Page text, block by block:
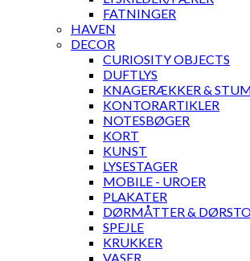
FATNINGER
HAVEN
DECOR
CURIOSITY OBJECTS
DUFTLYS
KNAGERÆKKER &
KONTORARTIKLER
NOTESBØGER
KORT
KUNST
LYSESTAGER
MOBILE - UROER
PLAKATER
DØRMÅTTER &
SPEJLE
KRUKKER
VASER